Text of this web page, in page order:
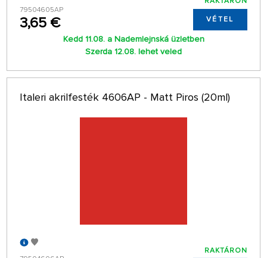
79504605AP
3,65 € VÉTEL
Kedd 11.08. a Nademlejnská üzletben
Szerda 12.08. lehet veled
Italeri akrilfesték 4606AP - Matt Piros (20ml)
RAKTÁRON